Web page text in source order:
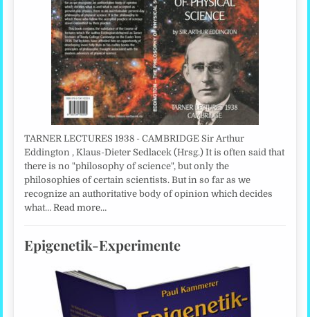
TARNER LECTURES 1938 - CAMBRIDGE Sir Arthur
Eddington , Klaus-Dieter Sedlacek (Hrsg.) It is often said that
there is no "philosophy of science", but only the
philosophies of certain scientists. But in so far as we
recognize an authoritative body of opinion which decides
what…Read more…
Epigenetik-Experimente